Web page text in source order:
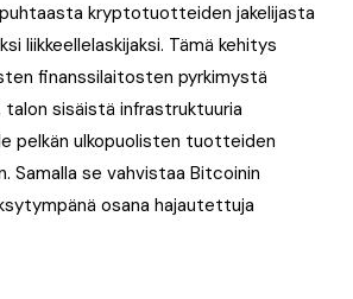
kryptotuotteiden jakelijasta
liikkeellelaskijaksi. Tämä kehitys
finanssilaitosten pyrkimystä
talon sisäistä infrastruktuuria
pelkän ulkopuolisten tuotteiden
Samalla se vahvistaa Bitcoinin
osana hajautettuja